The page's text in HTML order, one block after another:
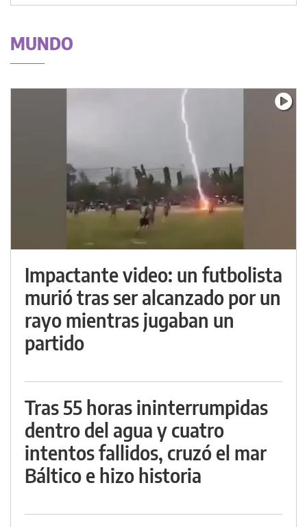
MUNDO
Impactante video: un futbolista
murió tras ser alcanzado por un
rayo mientras jugaban un
partido
Tras 55 horas ininterrumpidas
dentro del agua y cuatro
intentos fallidos, cruzó el mar
Báltico e hizo historia